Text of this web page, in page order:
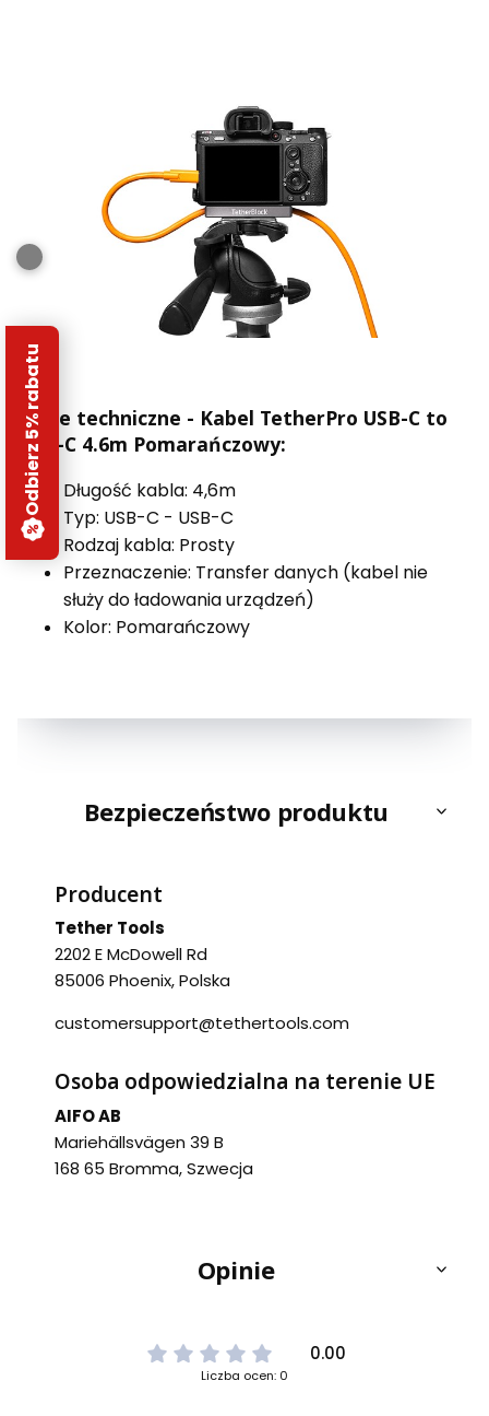
Dane techniczne - Kabel TetherPro USB-C to
USB-C 4.6m Pomarańczowy:
Długość kabla: 4,6m
Typ: USB-C - USB-C
Rodzaj kabla: Prosty
Przeznaczenie: Transfer danych (kabel nie
służy do ładowania urządzeń)
Kolor: Pomarańczowy
Bezpieczeństwo produktu
Producent
Tether Tools
2202 E McDowell Rd
85006 Phoenix, Polska
customersupport@tethertools.com
Osoba odpowiedzialna na terenie UE
AIFO AB
Mariehällsvägen 39 B
168 65 Bromma, Szwecja
Opinie
0.00
Liczba ocen: 0
Odbierz 5% rabatu